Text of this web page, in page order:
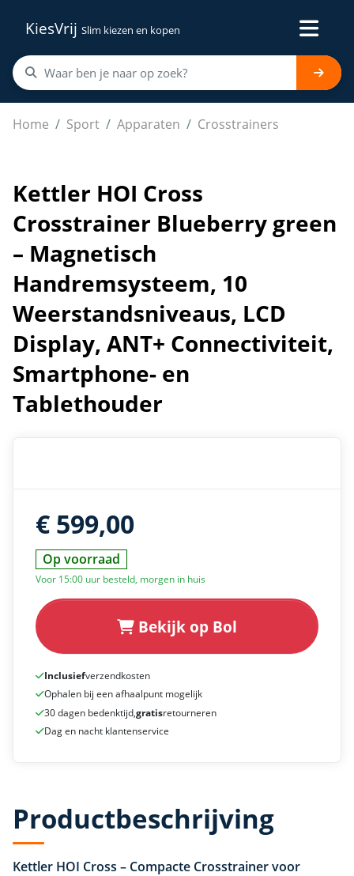
KiesVrij Slim kiezen en kopen
Home Sport Apparaten Crosstrainers
Kettler HOI Cross Crosstrainer Blueberry green –
Kettler HOI Cross
Crosstrainer Blueberry green
– Magnetisch
Handremsysteem, 10
Weerstandsniveaus, LCD
Display, ANT+ Connectiviteit,
Smartphone- en
Tablethouder
€ 599,00
Op voorraad
Voor 15:00 uur besteld, morgen in huis
Bekijk op Bol
Inclusiefverzendkosten
Ophalen bij een afhaalpunt mogelijk
30 dagen bedenktijd,gratisretourneren
Dag en nacht klantenservice
Productbeschrijving
Kettler HOI Cross – Compacte Crosstrainer voor